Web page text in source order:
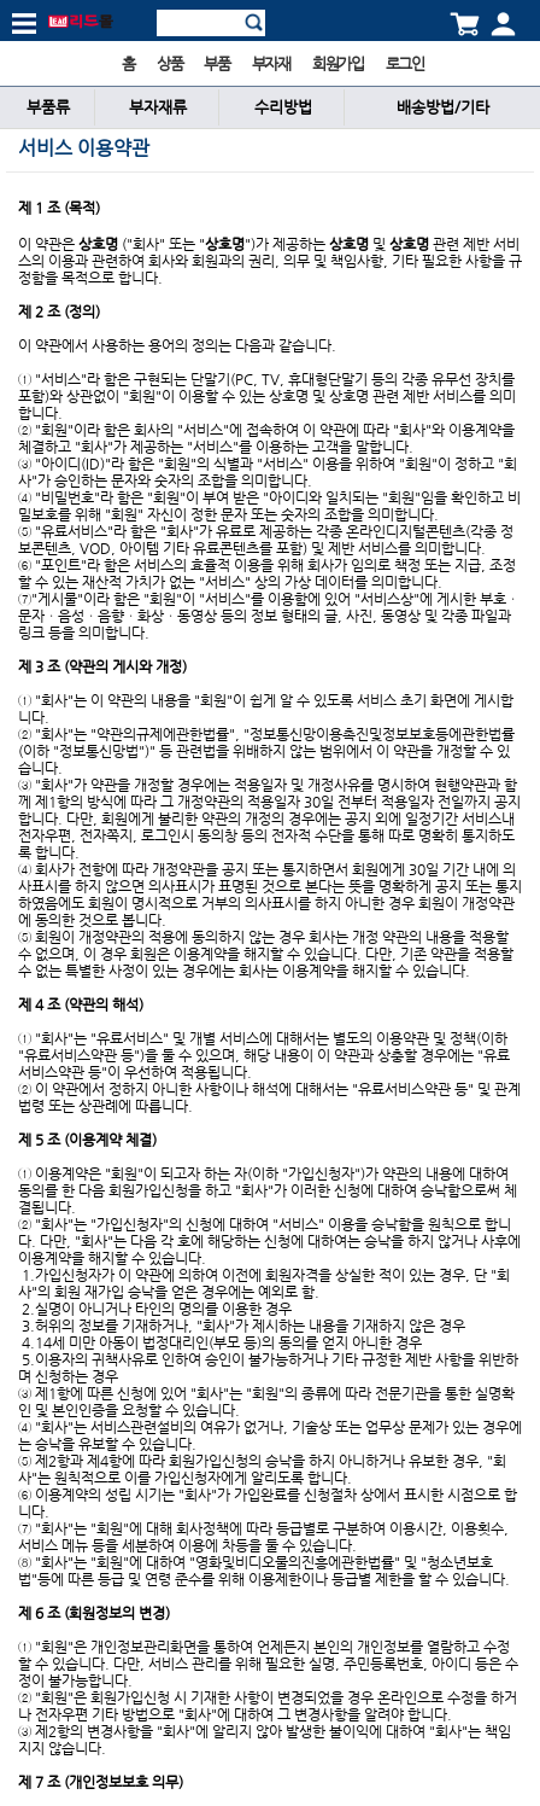
홈 상품 부품 부자재 회원가입 로그인
부품류 부자재류 수리방법 배송방법/기타
서비스 이용약관
제 1 조 (목적)
이 약관은 상호명 ("회사" 또는 "상호명")가 제공하는 상호명 및 상호명 관련 제반 서비
스의 이용과 관련하여 회사와 회원과의 권리, 의무 및 책임사항, 기타 필요한 사항을 규
정함을 목적으로 합니다.
제 2 조 (정의)
이 약관에서 사용하는 용어의 정의는 다음과 같습니다.
① "서비스"라 함은 구현되는 단말기(PC, TV, 휴대형단말기 등의 각종 유무선 장치를
포함)와 상관없이 "회원"이 이용할 수 있는 상호명 및 상호명 관련 제반 서비스를 의미
합니다.
② "회원"이라 함은 회사의 "서비스"에 접속하여 이 약관에 따라 "회사"와 이용계약을
체결하고 "회사"가 제공하는 "서비스"를 이용하는 고객을 말합니다.
③ "아이디(ID)"라 함은 "회원"의 식별과 "서비스" 이용을 위하여 "회원"이 정하고 "회
사"가 승인하는 문자와 숫자의 조합을 의미합니다.
④ "비밀번호"라 함은 "회원"이 부여 받은 "아이디와 일치되는 "회원"임을 확인하고 비
밀보호를 위해 "회원" 자신이 정한 문자 또는 숫자의 조합을 의미합니다.
⑤ "유료서비스"라 함은 "회사"가 유료로 제공하는 각종 온라인디지털콘텐츠(각종 정
보콘텐츠, VOD, 아이템 기타 유료콘텐츠를 포함) 및 제반 서비스를 의미합니다.
⑥ "포인트"라 함은 서비스의 효율적 이용을 위해 회사가 임의로 책정 또는 지급, 조정
할 수 있는 재산적 가치가 없는 "서비스" 상의 가상 데이터를 의미합니다.
⑦"게시물"이라 함은 "회원"이 "서비스"를 이용함에 있어 "서비스상"에 게시한 부호ㆍ
문자ㆍ음성ㆍ음향ㆍ화상ㆍ동영상 등의 정보 형태의 글, 사진, 동영상 및 각종 파일과
링크 등을 의미합니다.
제 3 조 (약관의 게시와 개정)
① "회사"는 이 약관의 내용을 "회원"이 쉽게 알 수 있도록 서비스 초기 화면에 게시합
니다.
② "회사"는 "약관의규제에관한법률", "정보통신망이용촉진및정보보호등에관한법률
(이하 "정보통신망법")" 등 관련법을 위배하지 않는 범위에서 이 약관을 개정할 수 있
습니다.
③ "회사"가 약관을 개정할 경우에는 적용일자 및 개정사유를 명시하여 현행약관과 함
께 제1항의 방식에 따라 그 개정약관의 적용일자 30일 전부터 적용일자 전일까지 공지
합니다. 다만, 회원에게 불리한 약관의 개정의 경우에는 공지 외에 일정기간 서비스내
전자우편, 전자쪽지, 로그인시 동의창 등의 전자적 수단을 통해 따로 명확히 통지하도
록 합니다.
④ 회사가 전항에 따라 개정약관을 공지 또는 통지하면서 회원에게 30일 기간 내에 의
사표시를 하지 않으면 의사표시가 표명된 것으로 본다는 뜻을 명확하게 공지 또는 통지
하였음에도 회원이 명시적으로 거부의 의사표시를 하지 아니한 경우 회원이 개정약관
에 동의한 것으로 봅니다.
⑤ 회원이 개정약관의 적용에 동의하지 않는 경우 회사는 개정 약관의 내용을 적용할
수 없으며, 이 경우 회원은 이용계약을 해지할 수 있습니다. 다만, 기존 약관을 적용할
수 없는 특별한 사정이 있는 경우에는 회사는 이용계약을 해지할 수 있습니다.
제 4 조 (약관의 해석)
① "회사"는 "유료서비스" 및 개별 서비스에 대해서는 별도의 이용약관 및 정책(이하
"유료서비스약관 등")을 둘 수 있으며, 해당 내용이 이 약관과 상충할 경우에는 "유료
서비스약관 등"이 우선하여 적용됩니다.
② 이 약관에서 정하지 아니한 사항이나 해석에 대해서는 "유료서비스약관 등" 및 관계
법령 또는 상관례에 따릅니다.
제 5 조 (이용계약 체결)
① 이용계약은 "회원"이 되고자 하는 자(이하 "가입신청자")가 약관의 내용에 대하여
동의를 한 다음 회원가입신청을 하고 "회사"가 이러한 신청에 대하여 승낙함으로써 체
결됩니다.
② "회사"는 "가입신청자"의 신청에 대하여 "서비스" 이용을 승낙함을 원칙으로 합니
다. 다만, "회사"는 다음 각 호에 해당하는 신청에 대하여는 승낙을 하지 않거나 사후에
이용계약을 해지할 수 있습니다.
1.가입신청자가 이 약관에 의하여 이전에 회원자격을 상실한 적이 있는 경우, 단 "회
사"의 회원 재가입 승낙을 얻은 경우에는 예외로 함.
2.실명이 아니거나 타인의 명의를 이용한 경우
3.허위의 정보를 기재하거나, "회사"가 제시하는 내용을 기재하지 않은 경우
4.14세 미만 아동이 법정대리인(부모 등)의 동의를 얻지 아니한 경우
5.이용자의 귀책사유로 인하여 승인이 불가능하거나 기타 규정한 제반 사항을 위반하
며 신청하는 경우
③ 제1항에 따른 신청에 있어 "회사"는 "회원"의 종류에 따라 전문기관을 통한 실명확
인 및 본인인증을 요청할 수 있습니다.
④ "회사"는 서비스관련설비의 여유가 없거나, 기술상 또는 업무상 문제가 있는 경우에
는 승낙을 유보할 수 있습니다.
⑤ 제2항과 제4항에 따라 회원가입신청의 승낙을 하지 아니하거나 유보한 경우, "회
사"는 원칙적으로 이를 가입신청자에게 알리도록 합니다.
⑥ 이용계약의 성립 시기는 "회사"가 가입완료를 신청절차 상에서 표시한 시점으로 합
니다.
⑦ "회사"는 "회원"에 대해 회사정책에 따라 등급별로 구분하여 이용시간, 이용횟수,
서비스 메뉴 등을 세분하여 이용에 차등을 둘 수 있습니다.
⑧ "회사"는 "회원"에 대하여 "영화및비디오물의진흥에관한법률" 및 "청소년보호
법"등에 따른 등급 및 연령 준수를 위해 이용제한이나 등급별 제한을 할 수 있습니다.
제 6 조 (회원정보의 변경)
① "회원"은 개인정보관리화면을 통하여 언제든지 본인의 개인정보를 열람하고 수정
할 수 있습니다. 다만, 서비스 관리를 위해 필요한 실명, 주민등록번호, 아이디 등은 수
정이 불가능합니다.
② "회원"은 회원가입신청 시 기재한 사항이 변경되었을 경우 온라인으로 수정을 하거
나 전자우편 기타 방법으로 "회사"에 대하여 그 변경사항을 알려야 합니다.
③ 제2항의 변경사항을 "회사"에 알리지 않아 발생한 불이익에 대하여 "회사"는 책임
지지 않습니다.
제 7 조 (개인정보보호 의무)